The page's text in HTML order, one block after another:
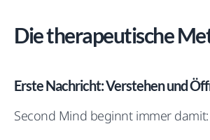
Die therapeutische
Erste Nachricht: Verstehen und
Second Mind beginnt immer damit: